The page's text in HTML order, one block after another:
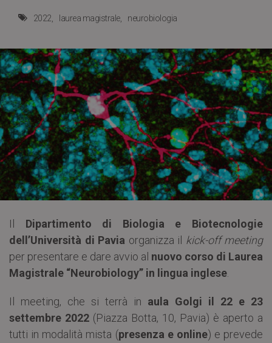
2022 laurea magistrale neurobiologia
Il Dipartimento di Biologia e Biotecnologie
dell’Università di Pavia organizza il kick-off meeting
per presentare e dare avvio al nuovo corso di Laurea
Magistrale “Neurobiology” in lingua inglese
Il meeting, che si terrà in aula Golgi il 22 e 23
settembre 2022 (Piazza Botta, 10, Pavia) è aperto a
tutti in modalità mista (presenza e online) e prevede